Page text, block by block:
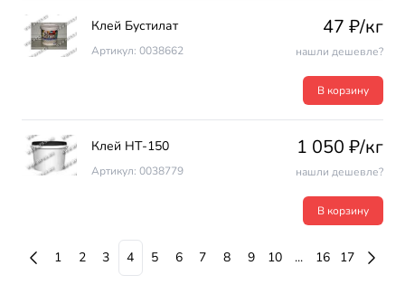
Клей Бустилат
Артикул: 0038662
47 ₽/кг
нашли дешевле?
В корзину
Клей НТ-150
Артикул: 0038779
1 050 ₽/кг
нашли дешевле?
В корзину
1 2 3 4 5 6 7 8 9 10 ... 16 17